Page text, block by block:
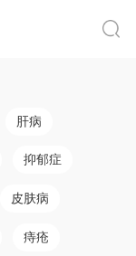
肝病
抑郁症
皮肤病
痔疮